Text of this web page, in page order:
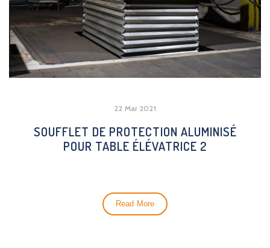
22 Mar 2021
SOUFFLET DE PROTECTION ALUMINISÉ
POUR TABLE ÉLÉVATRICE 2
Read More